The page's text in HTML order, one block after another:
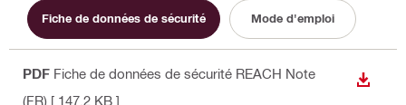
Fiche de données de sécurité Mode d'emploi
PDF Fiche de données de sécurité REACH Note
(FR) [ 147.2 KB ]